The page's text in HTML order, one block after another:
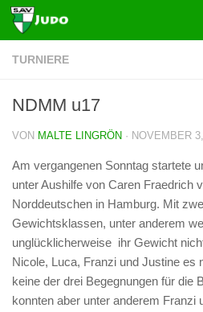
Zum Inhalt springen
TURNIERE
NDMM u17
VON MALTE LINGRÖN · NOVEMBER
Am vergangenen Sonntag startete
unter Aushilfe von Caren Fraedrich
Norddeutschen in Hamburg. Mit
Gewichtsklassen, unter anderem
unglücklicherweise ihr Gewicht
Nicole, Luca, Franzi und Justine es
keine der drei Begegnungen für die
konnten aber unter anderem Franzi